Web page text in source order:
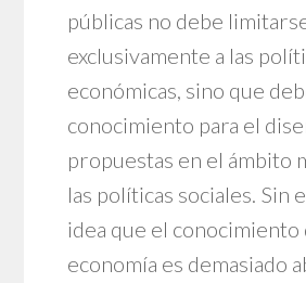
públicas no debe
exclusivamente a las
económicas, sino que
conocimiento para el
propuestas en el ámbito
las políticas sociales. Sin
idea que el conocimiento
economía es demasiado